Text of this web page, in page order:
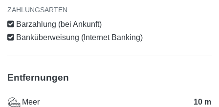
ZAHLUNGSARTEN
Barzahlung (bei Ankunft)
Banküberweisung (Internet Banking)
Entfernungen
Meer 10 m